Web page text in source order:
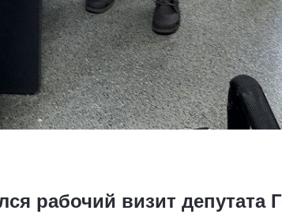
рабочий визит депутата